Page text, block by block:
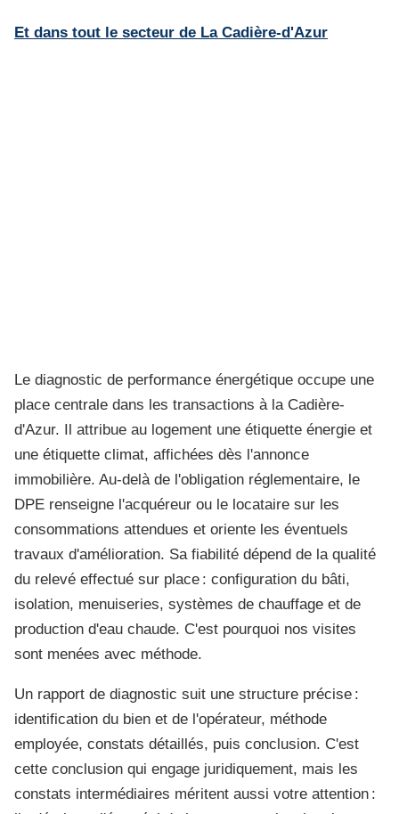
Et dans tout le secteur de La Cadière-d'Azur
Le diagnostic de performance énergétique occupe une
place centrale dans les transactions à la Cadière-
d'Azur. Il attribue au logement une étiquette énergie et
une étiquette climat, affichées dès l'annonce
immobilière. Au-delà de l'obligation réglementaire, le
DPE renseigne l'acquéreur ou le locataire sur les
consommations attendues et oriente les éventuels
travaux d'amélioration. Sa fiabilité dépend de la qualité
du relevé effectué sur place : configuration du bâti,
isolation, menuiseries, systèmes de chauffage et de
production d'eau chaude. C'est pourquoi nos visites
sont menées avec méthode.
Un rapport de diagnostic suit une structure précise :
identification du bien et de l'opérateur, méthode
employée, constats détaillés, puis conclusion. C'est
cette conclusion qui engage juridiquement, mais les
constats intermédiaires méritent aussi votre attention :